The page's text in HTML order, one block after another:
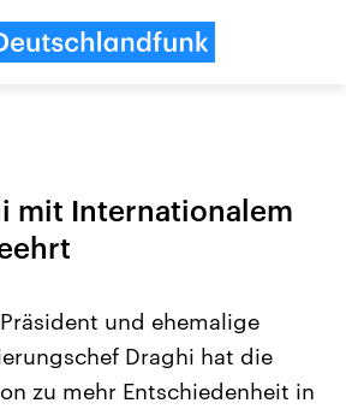
mit Internationalem
und ehemalige
Draghi hat die
zu mehr Entschiedenheit in